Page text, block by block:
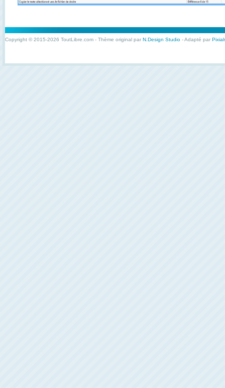
Copyright © 2015-2026 ToutLibre.com - Thème original par N.Design Studio - Adapté par